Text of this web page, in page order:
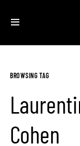
BROWSING TAG
Cohen